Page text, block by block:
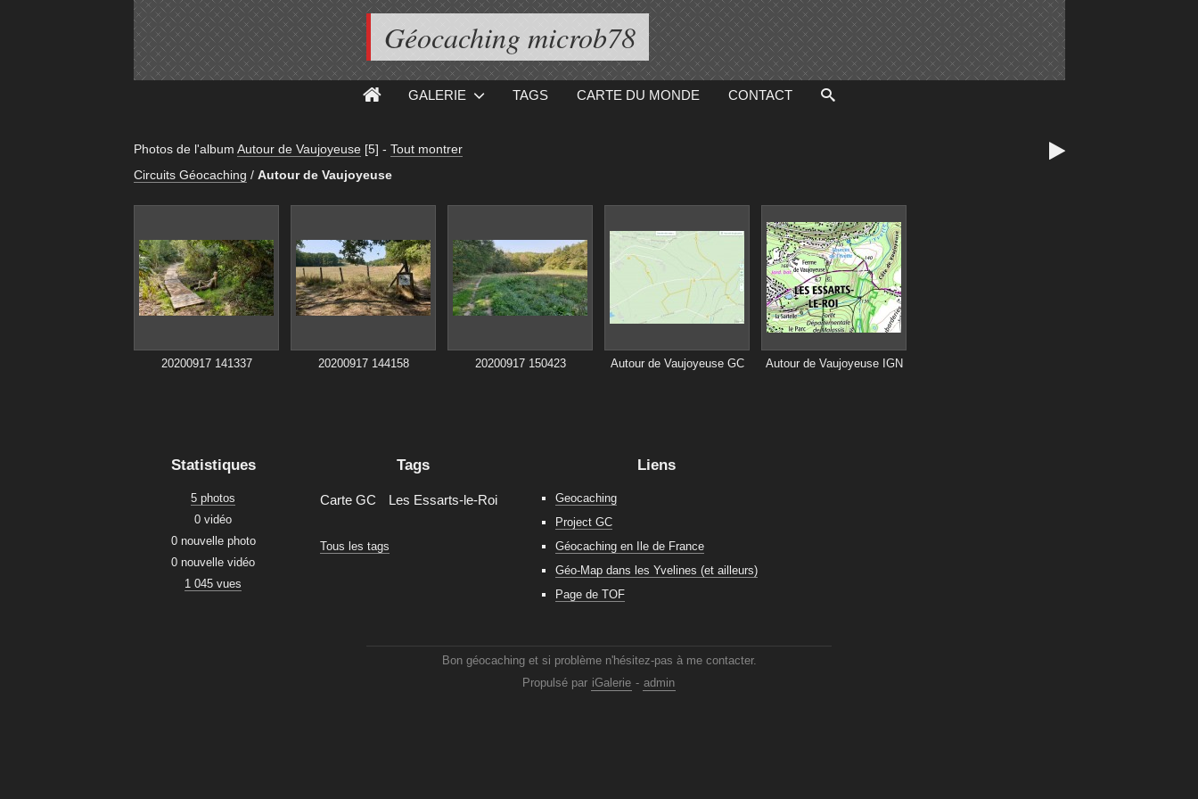
Géocaching microb78
GALERIE TAGS CARTE DU MONDE CONTACT
Photos de l'album Autour de Vaujoyeuse [5] - Tout montrer
Circuits Géocaching / Autour de Vaujoyeuse

20200917 141337 20200917 144158 20200917 150423 Autour de Vaujoyeuse GC Autour de Vaujoyeuse IGN
Statistiques
5 photos
0 vidéo
0 nouvelle photo
0 nouvelle vidéo
1 045 vues
Tags
Carte GC Les Essarts-le-Roi
Tous les tags
Liens
Geocaching
Project GC
Géocaching en Ile de France
Géo-Map dans les Yvelines (et ailleurs)
Page de TOF
Bon géocaching et si problème n'hésitez-pas à me contacter.
Propulsé par iGalerie - admin